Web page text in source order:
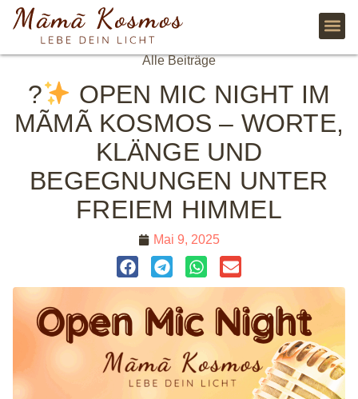
Alle Beiträge
?
OPEN MIC NIGHT IM
MÃMÃ KOSMOS – WORTE,
KLÄNGE UND
BEGEGNUNGEN UNTER
FREIEM HIMMEL
Mai 9, 2025